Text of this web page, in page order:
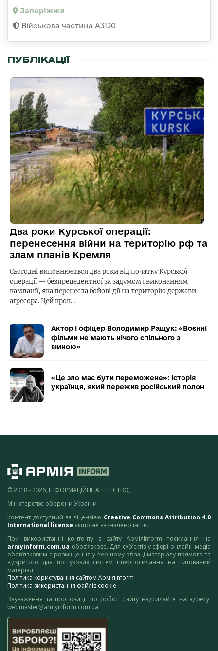
Запоріжжя
Військова частина А3130
ПУБЛІКАЦІЇ
Два роки Курської операції:
перенесення війни на територію рф та
злам планів Кремля
Сьогодні виповнюється два роки від початку Курської
операції — безпрецедентної за задумом і виконанням
кампанії, яка перенесла бойові дії на територію держави-
агресора. Цей крок…
Актор і офіцер Володимир Ращук: «Воєнні
фільми не мають нічого спільного з
війною»
«Це зло має бути переможене»: історія
українця, який пережив російський полон
© 2018 - 2026, ІНФОРМАЦІЙНЕ АГЕНТСТВО,
Міністерство оборони України
Контент доступний за ліцензією Creative Commons Attribution 4.0
International license якщо не зазначено інше.
При використанні контенту з сайту АрміяInform посилання на
armyinform.com.ua обов’язкове. Для суб’єктів у сфері онлайн-медіа
обов’язковим є розміщення у першому абзаці матеріалу прямого та
відкритого для пошукових систем гіперпосилання на цитований
матеріал.
Політика користування сайтом АрміяInform
Політика використання файлів cookie
Зауваження та пропозиції по роботі сайту надсилайте на адресу:
webmaster@armyinform.com.ua